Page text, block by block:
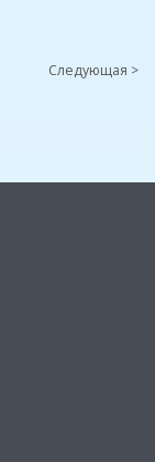
Следующая >